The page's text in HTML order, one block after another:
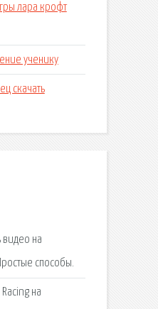
лара крофт
ученику
скачать
видео на
способы.
на